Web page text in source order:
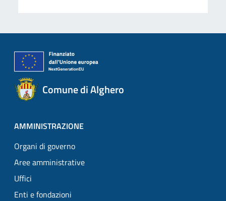
Comune di Alghero
AMMINISTRAZIONE
Organi di governo
Aree amministrative
Uffici
Enti e fondazioni